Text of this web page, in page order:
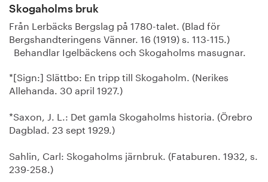
Skogaholms bruk
Från Lerbäcks Bergslag på 1780-talet. (Blad för
Bergshandteringens Vänner. 16 (1919) s. 113-115.)
Behandlar Igelbäckens och Skogaholms masugnar.
*[Sign:] Slättbo: En tripp till Skogaholm. (Nerikes
Allehanda. 30 april 1927.)
*Saxon, J. L.: Det gamla Skogaholms historia. (Örebro
Dagblad. 23 sept 1929.)
Sahlin, Carl: Skogaholms järnbruk. (Fataburen. 1932, s.
239-258.)